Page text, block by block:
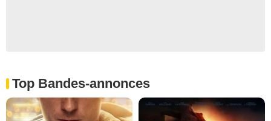
Top Bandes-annonces